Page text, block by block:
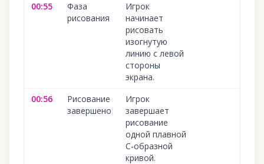
00:55
Фаза
рисования
Игрок
начинает
рисовать
изогнутую
линию с левой
стороны
экрана.
00:56
Рисование
завершено
Игрок
завершает
рисование
одной плавной
С-образной
кривой.